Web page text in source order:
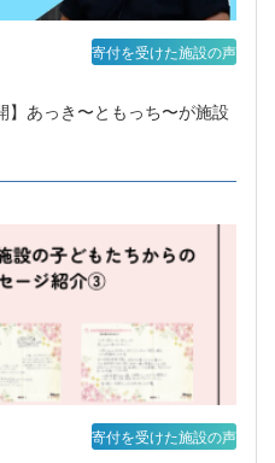
】あっき〜ともっち〜が施設
寄付を受けた施設の声
寄付を受けた施設の声